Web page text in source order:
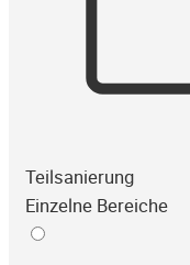
Teilsanierung
Einzelne Bereiche